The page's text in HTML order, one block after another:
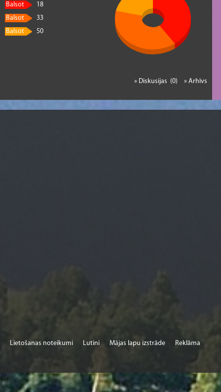
Balsot
18
Balsot
33
Balsot
50
» Arhīvs
» Diskusijas (0)
Lietošanas noteikumi Lutini Mājas lapu izstrāde Reklāma